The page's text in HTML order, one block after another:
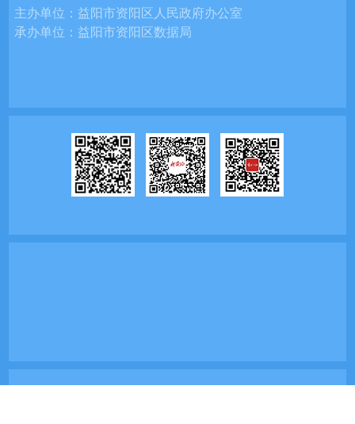
主办单位：益阳市资阳区人民政府办公室
承办单位：益阳市资阳区数据局